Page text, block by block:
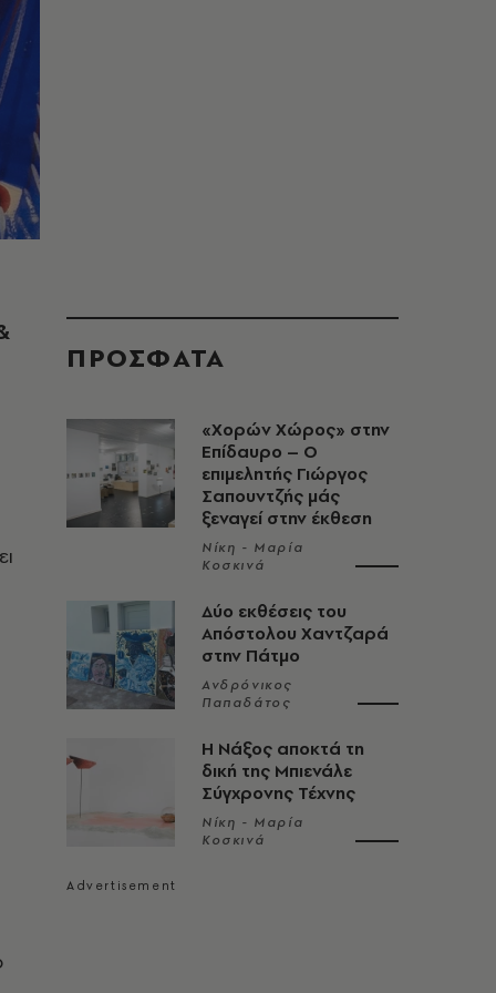
ΠΡΟΣΦΑΤΑ
«Χορών Χώρος» στην
Επίδαυρο – Ο
επιμελητής Γιώργος
Σαπουντζής μάς
ξεναγεί στην έκθεση
Νίκη - Μαρία
Κοσκινά
Δύο εκθέσεις του
Απόστολου Χαντζαρά
στην Πάτμο
Ανδρόνικος
Παπαδάτος
Η Νάξος αποκτά τη
δική της Μπιενάλε
Σύγχρονης Τέχνης
Νίκη - Μαρία
Κοσκινά